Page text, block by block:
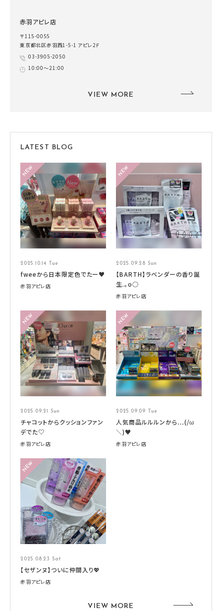
赤羽アピレ店
〒115-0055
東京都北区赤羽西1-5-1 アピレ2Ｆ
03-3905-2050
10:00～21:00
VIEW MORE
LATEST BLOG
2025.10.14 Tue
fweeから日本限定色でたー♥
赤羽アピレ店
2025.09.28 Sun
【BARTH】ラベンダーの香り誕
生.。o○
赤羽アピレ店
2025.09.21 Sun
チャコットからクッションファン
デでた♡
赤羽アピレ店
2025.09.09 Tue
人気商品ルルルンから…(/ω
＼)♥
赤羽アピレ店
2025.08.23 Sat
【セザンヌ】ついに仲間入り💖
赤羽アピレ店
VIEW MORE